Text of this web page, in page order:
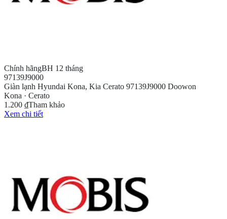
Chính hãngBH 12 tháng
97139J9000
Giàn lạnh Hyundai Kona, Kia Cerato 97139J9000 Doowon
Kona · Cerato
1.200 ₫Tham khảo
Xem chi tiết